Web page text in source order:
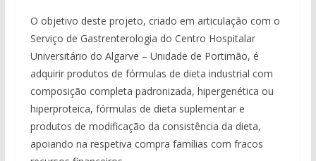
O objetivo deste projeto, criado em articulação com o
Serviço de Gastrenterologia do Centro Hospitalar
Universitário do Algarve – Unidade de Portimão, é
adquirir produtos de fórmulas de dieta industrial com
composição completa padronizada, hipergenética ou
hiperproteica, fórmulas de dieta suplementar e
produtos de modificação da consistência da dieta,
apoiando na respetiva compra famílias com fracos